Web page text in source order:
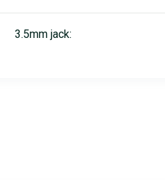
3.5mm jack: